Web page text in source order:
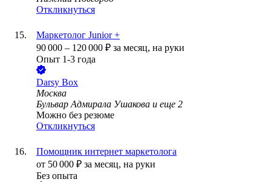
Откликнуться
Маркетолог Junior +
90 000 – 120 000 ₽ за месяц, на руки
Опыт 1-3 года
Darsy Box
Москва
Бульвар Адмирала Ушакова и еще 2
Можно без резюме
Откликнуться
Помощник интернет маркетолога
от 50 000 ₽ за месяц, на руки
Без опыта